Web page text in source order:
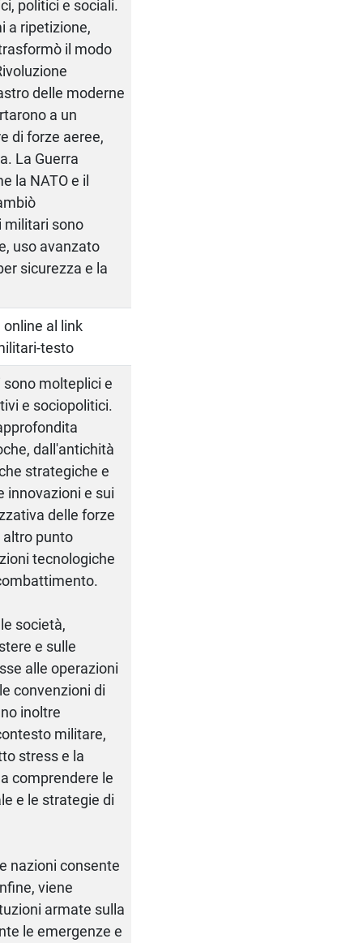
politici e sociali.
a ripetizione,
il modo
delle moderne
a un
di forze aeree,
La Guerra
la NATO e il
militari sono
uso avanzato
sicurezza e la
al link
testo
molteplici e
e sociopolitici.
dall'antichità
strategiche e
innovazioni e sui
delle forze
altro punto
tecnologiche
società,
e sulle
alle operazioni
convenzioni di
inoltre
militare,
stress e la
comprendere le
e le strategie di
nazioni consente
viene
armate sulla
le emergenze e